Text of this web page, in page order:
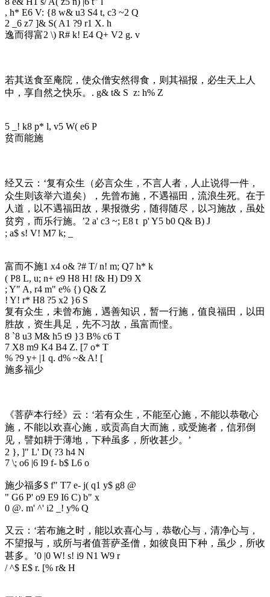
, h* E6 V: {8 w& u3 S4 t, c3 ~2 Q
2 _6 z7 ]& S( A1 ?9 r1 X. h
逸而得富2 \) R# k! E4 Q+ V2 g. v
若其送食至庵院，使众僧安然得食，则其福报，必生天上人
中，享自然之快乐。 . g& t& S z: h% Z
5 _! k8 p* l, v5 W( e6 P
贫而能施
经又云：‘复有众生（必言众生，不言人者，人止说得一件，
众生则该举六道矣），先曾布施，不遇福田，流浪生死。在于
人道，以不遇福田故，果报微劣，随得随尽，以习施故，虽处
贫穷，而乐行施。’2 a' c3 ~; E8 t p' Y5 b0 Q& B) J
; a$ s! V! M7 k; _
富而不施1 x4 o& ?# T/ n! m; Q7 h* k
( P8 L, u; n+ e9 H8 H! f& H) D9 X
; Y" A, r4 m" e% {) Q& Z
! Y! r* H8 ?5 x2 }6 S
复有众生，未曾布施，遇善知识，暂一行施，值良福田，以田
胜故，资生具足，先不习故，虽富而悭。
8 `8 u3 M& h5 t9 }3 B% c6 T
7 X8 m9 K4 B4 Z. [7 o* T
% ?9 y+ |1 q. d% ~& A! [
施多福少
《菩萨本行经》云：‘若有众生，不能至心施，不能以恭敬心
施，不能以欢喜心施，或贡高自大而施，或受施者，信邪倒
见，譬如耕于薄地，下种虽多，所收甚少。’
2 }, ]" L' D( ?3 h4 N
7 \; o6 |6 I9 f- b$ L6 o
施少福多$ f" T7 e- j( q1 y$ g8 @
" G6 P' o9 E9 I6 C) b" x
0 @. m' ^' i2 _! y% Q
又云：‘若布施之时，能以欢喜心与，恭敬心与，清净心与，
不望报与，或所与者值菩萨圣僧，如彼良田下种，虽少，所收
甚多。’0 |0 W! s! i9 N1 W9 r
/ ^$ E$ r. [% r& H